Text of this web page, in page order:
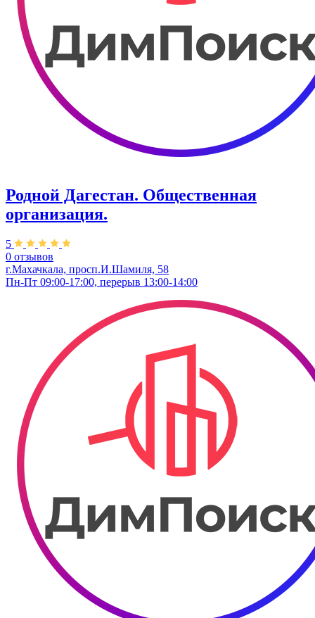
Родной Дагестан. Общественная
организация.
5
0 отзывов
г.Махачкала, просп.И.Шамиля, 58
Пн-Пт 09:00-17:00, перерыв 13:00-14:00